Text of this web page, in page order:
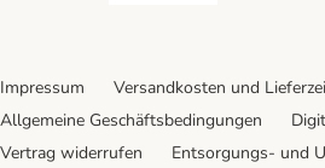
Impressum
Versandkosten und
Allgemeine Geschäftsbedingungen
Vertrag widerrufen
Entsorgungs- und